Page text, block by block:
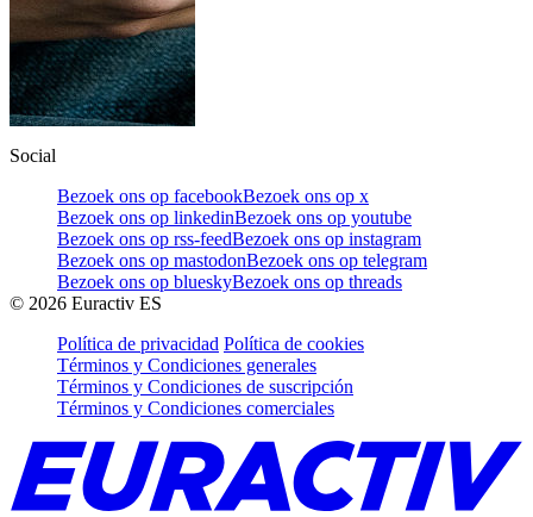
Social
Bezoek ons op facebookBezoek ons op x
Bezoek ons op linkedinBezoek ons op youtube
Bezoek ons op rss-feedBezoek ons op instagram
Bezoek ons op mastodonBezoek ons op telegram
Bezoek ons op blueskyBezoek ons op threads
© 2026 Euractiv ES
Política de privacidad Política de cookies
Términos y Condiciones generales
Términos y Condiciones de suscripción
Términos y Condiciones comerciales